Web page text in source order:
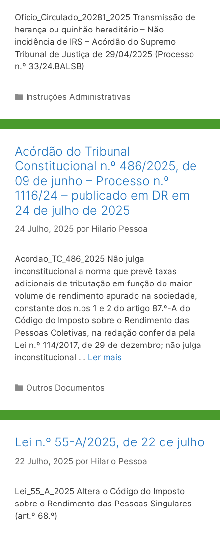
Oficio_Circulado_20281_2025 Transmissão de
herança ou quinhão hereditário – Não
incidência de IRS – Acórdão do Supremo
Tribunal de Justiça de 29/04/2025 (Processo
n.º 33/24.BALSB)
Categorias
Instruções Administrativas
Acórdão do Tribunal
Constitucional n.º 486/2025, de
09 de junho – Processo n.º
1116/24 – publicado em DR em
24 de julho de 2025
24 Julho, 2025 por Hilario Pessoa
Acordao_TC_486_2025 Não julga
inconstitucional a norma que prevê taxas
adicionais de tributação em função do maior
volume de rendimento apurado na sociedade,
constante dos n.os 1 e 2 do artigo 87.º-A do
Código do Imposto sobre o Rendimento das
Pessoas Coletivas, na redação conferida pela
Lei n.º 114/2017, de 29 de dezembro; não julga
inconstitucional … Ler mais
Categorias
Outros Documentos
Lei n.º 55-A/2025, de 22 de julho
22 Julho, 2025 por Hilario Pessoa
Lei_55_A_2025 Altera o Código do Imposto
sobre o Rendimento das Pessoas Singulares
(art.º 68.º)